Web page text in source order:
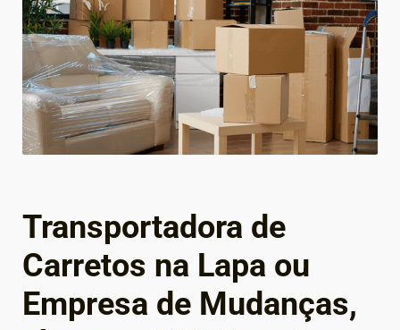
Transportadora de
Carretos na Lapa ou
Empresa de Mudanças,